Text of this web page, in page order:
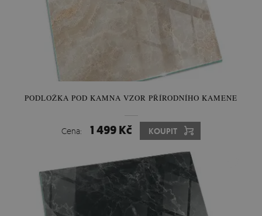
PODLOŽKA POD KAMNA VZOR PŘÍRODNÍHO KAMENE
Cena: 1 499 Kč KOUPIT